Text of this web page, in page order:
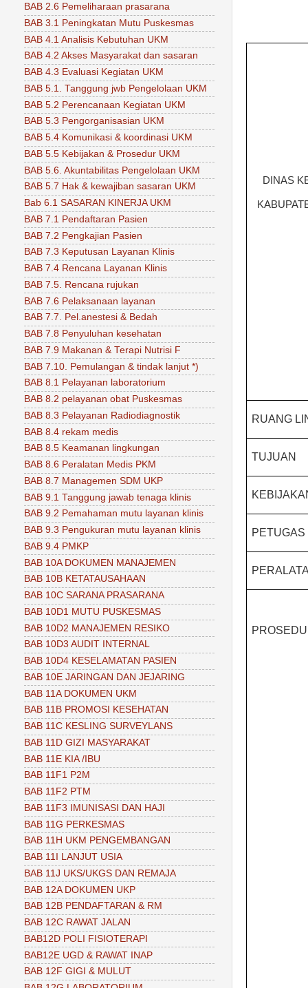
DINAS
RUANG
TUJUAN
PETUGAS
BAB 2.6 Pemeliharaan prasarana
BAB 3.1 Peningkatan Mutu Puskesmas
BAB 4.1 Analisis Kebutuhan UKM
BAB 4.2 Akses Masyarakat dan sasaran
BAB 4.3 Evaluasi Kegiatan UKM
BAB 5.1. Tanggung jwb Pengelolaan UKM
BAB 5.2 Perencanaan Kegiatan UKM
BAB 5.3 Pengorganisasian UKM
BAB 5.4 Komunikasi & koordinasi UKM
BAB 5.5 Kebijakan & Prosedur UKM
BAB 5.6. Akuntabilitas Pengelolaan UKM
BAB 5.7 Hak & kewajiban sasaran UKM
Bab 6.1 SASARAN KINERJA UKM
BAB 7.1 Pendaftaran Pasien
BAB 7.2 Pengkajian Pasien
BAB 7.3 Keputusan Layanan Klinis
BAB 7.4 Rencana Layanan Klinis
BAB 7.5. Rencana rujukan
BAB 7.6 Pelaksanaan layanan
BAB 7.7. Pel.anestesi & Bedah
BAB 7.8 Penyuluhan kesehatan
BAB 7.9 Makanan & Terapi Nutrisi F
BAB 7.10. Pemulangan & tindak lanjut *)
BAB 8.1 Pelayanan laboratorium
BAB 8.2 pelayanan obat Puskesmas
BAB 8.3 Pelayanan Radiodiagnostik
BAB 8.4 rekam medis
BAB 8.5 Keamanan lingkungan
BAB 8.6 Peralatan Medis PKM
BAB 8.7 Managemen SDM UKP
BAB 9.1 Tanggung jawab tenaga klinis
BAB 9.2 Pemahaman mutu layanan klinis
BAB 9.3 Pengukuran mutu layanan klinis
BAB 9.4 PMKP
BAB 10A DOKUMEN MANAJEMEN
BAB 10B KETATAUSAHAAN
BAB 10C SARANA PRASARANA
BAB 10D1 MUTU PUSKESMAS
BAB 10D2 MANAJEMEN RESIKO
BAB 10D3 AUDIT INTERNAL
BAB 10D4 KESELAMATAN PASIEN
BAB 10E JARINGAN DAN JEJARING
BAB 11A DOKUMEN UKM
BAB 11B PROMOSI KESEHATAN
BAB 11C KESLING SURVEYLANS
BAB 11D GIZI MASYARAKAT
BAB 11E KIA /IBU
BAB 11F1 P2M
BAB 11F2 PTM
BAB 11F3 IMUNISASI DAN HAJI
BAB 11G PERKESMAS
BAB 11H UKM PENGEMBANGAN
BAB 11I LANJUT USIA
BAB 11J UKS/UKGS DAN REMAJA
BAB 12A DOKUMEN UKP
BAB 12B PENDAFTARAN & RM
BAB 12C RAWAT JALAN
BAB12D POLI FISIOTERAPI
BAB12E UGD & RAWAT INAP
BAB 12F GIGI & MULUT